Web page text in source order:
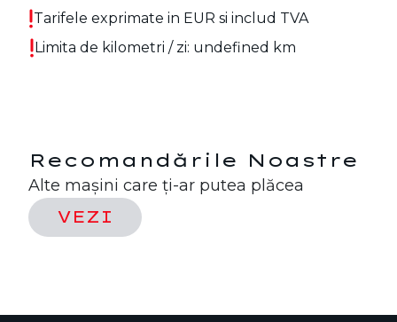
Tarifele exprimate in EUR si includ TVA
Limita de kilometri / zi: undefined km
Recomandările Noastre
Alte mașini care ți-ar putea plăcea
VEZI